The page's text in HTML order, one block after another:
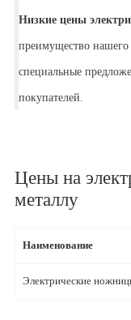
Низкие цены
преимущество нашего
специальные
покупателей.
Цены на
металлу
Наименование
Электрические